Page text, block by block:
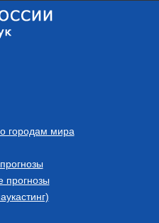
городам мира
прогнозы